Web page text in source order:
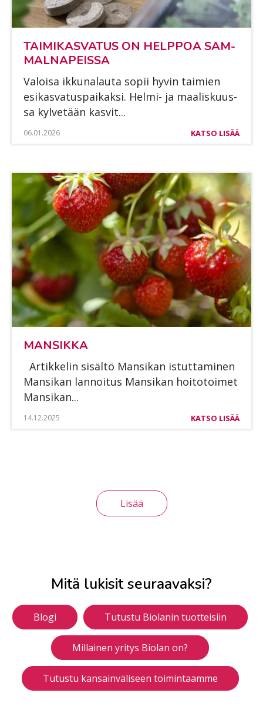
TAI­MI­KAS­VA­TUS ON HELP­POA SAM­
MAL­NA­PEIS­SA
Va­loi­sa ik­ku­na­lau­ta so­pii hy­vin tai­mien
esi­kas­va­tus­pai­kak­si. Hel­mi- ja maa­lis­kuus­
sa kyl­ve­tään kas­vit...
06.01.2026 KATSO LISÄÄ
MAN­SIK­KA
Ar­tik­ke­lin si­säl­tö Man­si­kan is­tut­ta­mi­nen
Man­si­kan lan­noi­tus Man­si­kan hoi­to­toi­met
Man­si­kan...
14.12.2025 KATSO LISÄÄ
Lisää
Mitä lukisit seuraavaksi?
Blogi Tutustu Biolanin tuotteisiin
Millainen yritys Biolan on?
Tutustu kansainväliseen toimintaamme